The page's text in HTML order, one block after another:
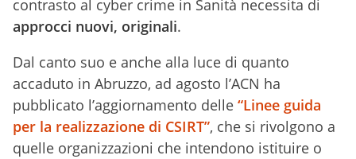
contrasto al cyber crime in Sanità necessita di
approcci nuovi, originali.
Dal canto suo e anche alla luce di quanto
accaduto in Abruzzo, ad agosto l’ACN ha
pubblicato l’aggiornamento delle “Linee guida
per la realizzazione di CSIRT”, che si rivolgono a
quelle organizzazioni che intendono istituire o